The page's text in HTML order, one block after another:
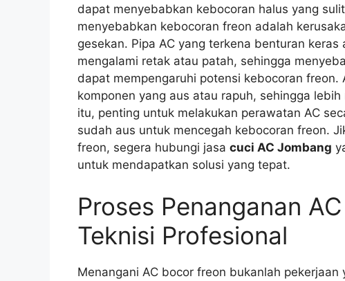
dapat menyebabkan kebocoran halus yang
menyebabkan kebocoran freon adalah
gesekan. Pipa AC yang terkena benturan
mengalami retak atau patah, sehingga
dapat mempengaruhi potensi kebocoran
komponen yang aus atau rapuh, sehingga
itu, penting untuk melakukan perawatan AC
sudah aus untuk mencegah kebocoran freon.
freon, segera hubungi jasa cuci AC Jombang
untuk mendapatkan solusi yang tepat.
Proses Penanganan
Teknisi Profesional
Menangani AC bocor freon bukanlah